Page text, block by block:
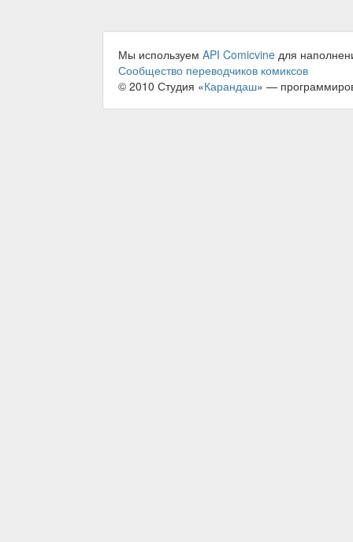
Мы используем API Comicvine для
Сообщество переводчиков комиксов
© 2010 Студия «Карандаш» —